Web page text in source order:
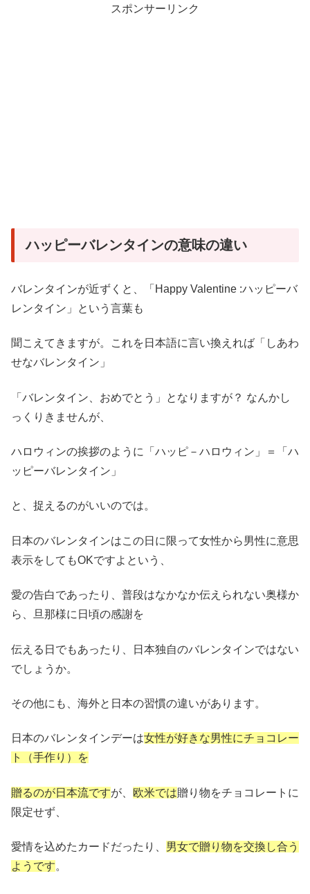
スポンサーリンク
ハッピーバレンタインの意味の違い
バレンタインが近ずくと、「Happy Valentine :ハッピーバ
レンタイン」という言葉も
聞こえてきますが。これを日本語に言い換えれば「しあわ
せなバレンタイン」
「バレンタイン、おめでとう」となりますが？ なんかし
っくりきませんが、
ハロウィンの挨拶のように「ハッピ－ハロウィン」＝「ハ
ッピーバレンタイン」
と、捉えるのがいいのでは。
日本のバレンタインはこの日に限って女性から男性に意思
表示をしてもOKですよという、
愛の告白であったり、普段はなかなか伝えられない奥様か
ら、旦那様に日頃の感謝を
伝える日でもあったり、日本独自のバレンタインではない
でしょうか。
その他にも、海外と日本の習慣の違いがあります。
日本のバレンタインデーは女性が好きな男性にチョコレー
ト（手作り）を
贈るのが日本流ですが、 欧米では贈り物をチョコレートに
限定せず、
愛情を込めたカードだったり、 男女で贈り物を交換し合う
ようです。